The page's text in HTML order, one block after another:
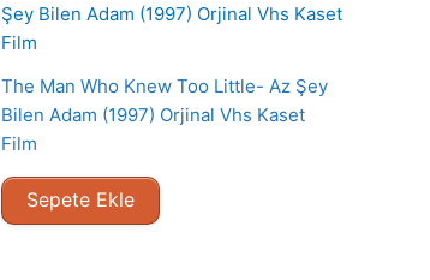
The Man Who Knew Too Little- Az Şey
Bilen Adam (1997) Orjinal Vhs Kaset
Film
Sepete Ekle